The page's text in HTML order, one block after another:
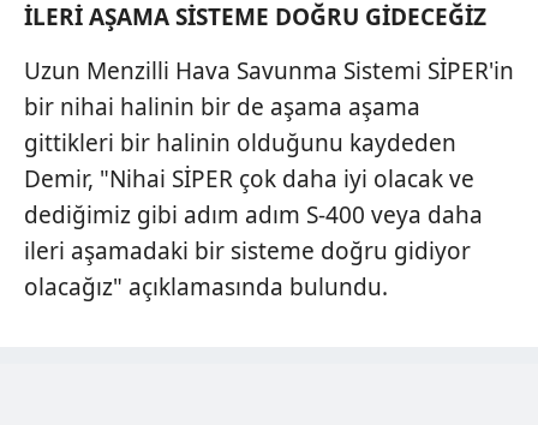
İLERİ AŞAMA SİSTEME DOĞRU GİDECEĞİZ
Uzun Menzilli Hava Savunma Sistemi SİPER'in
bir nihai halinin bir de aşama aşama
gittikleri bir halinin olduğunu kaydeden
Demir, "Nihai SİPER çok daha iyi olacak ve
dediğimiz gibi adım adım S-400 veya daha
ileri aşamadaki bir sisteme doğru gidiyor
olacağız" açıklamasında bulundu.